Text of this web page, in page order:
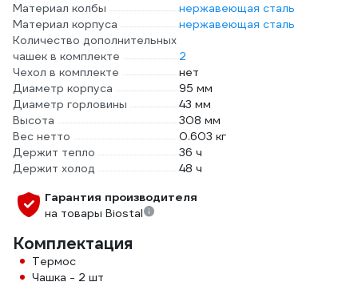
Материал колбы
нержавеющая сталь
Материал корпуса
нержавеющая сталь
Количество дополнительных
чашек в комплекте
2
Чехол в комплекте
нет
Диаметр корпуса
95 мм
Диаметр горловины
43 мм
Высота
308 мм
Вес нетто
0.603 кг
Держит тепло
36 ч
Держит холод
48 ч
Гарантия производителя
на товары Biostal
Комплектация
Термос
Чашка - 2 шт